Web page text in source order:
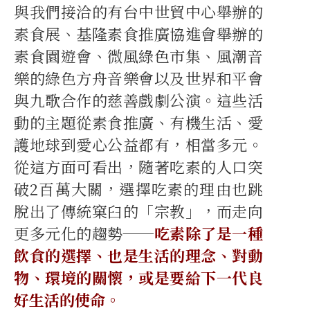
與我們接洽的有台中世貿中心舉辦的
素食展、基隆素食推廣協進會舉辦的
素食園遊會、微風綠色市集、風潮音
樂的綠色方舟音樂會以及世界和平會
與九歌合作的慈善戲劇公演。這些活
動的主題從素食推廣、有機生活、愛
護地球到愛心公益都有，相當多元。
從這方面可看出，隨著吃素的人口突
破2百萬大關，選擇吃素的理由也跳
脫出了傳統窠臼的「宗教」，而走向
更多元化的趨勢──吃素除了是一種
飲食的選擇、也是生活的理念、對動
物、環境的關懷，或是要給下一代良
好生活的使命。